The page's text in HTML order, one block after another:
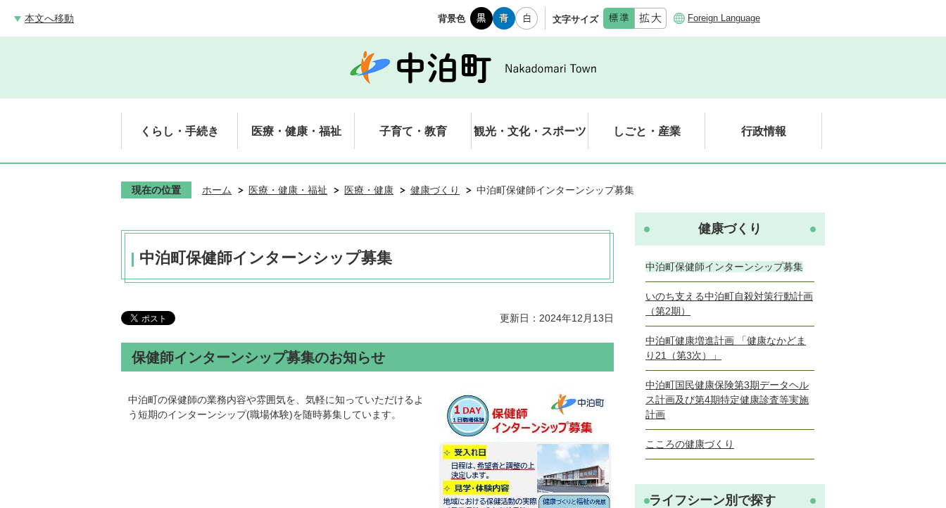
本文へ移動 背景色 文字サイズ Foreign Language
くらし・手続き 医療・健康・福祉 子育て・教育 観光・文化・スポーツ しごと・産業 行政情報
現在の位置 ホーム 医療・健康・福祉 医療・健康 健康づくり 中泊町保健師インターンシップ募集
中泊町保健師インターンシップ募集
更新日：2024年12月13日
保健師インターンシップ募集のお知らせ
中泊町の保健師の業務内容や雰囲気を、気軽に知っていただけるよ
う短期のインターンシップ(職場体験)を随時募集しています。
健康づくり
中泊町保健師インターンシップ募集
いのち支える中泊町自殺対策行動計画
（第2期）
中泊町健康増進計画 「健康なかどま
り21（第3次）」
中泊町国民健康保険第3期データヘル
ス計画及び第4期特定健康診査等実施
計画
こころの健康づくり
ライフシーン別で探す